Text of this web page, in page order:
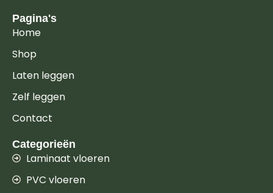
Pagina's
Home
Shop
Laten leggen
Zelf leggen
Contact
Categorieën
Laminaat vloeren
PVC vloeren